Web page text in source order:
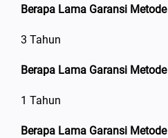
Berapa Lama Garansi
3 Tahun
Berapa Lama Garansi
1 Tahun
Berapa Lama Garansi